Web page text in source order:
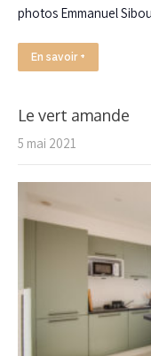
photos Emmanuel
En savoir +
Le vert amande
5 mai 2021